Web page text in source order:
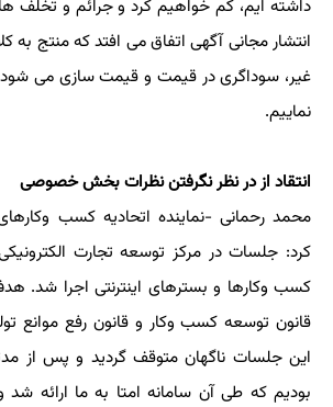
داشته ایم، کم خواهیم کرد و جرائم و تخلف
انتشار مجانی آگهی اتفاق می افتد که منتج به
غیر، سوداگری در قیمت و قیمت سازی می
نماییم.
انتقاد از در نظر نگرفتن نظرات بخش خصوصی
محمد رحمانی -نماینده اتحادیه کسب
کرد: جلسات در مرکز توسعه تجارت
کسب وکارها و بسترهای اینترنتی اجرا شد.
قانون توسعه کسب وکار و قانون رفع موانع
این جلسات ناگهان متوقف گردید و پس از
بودیم که طی آن سامانه امتا به ما ارائه